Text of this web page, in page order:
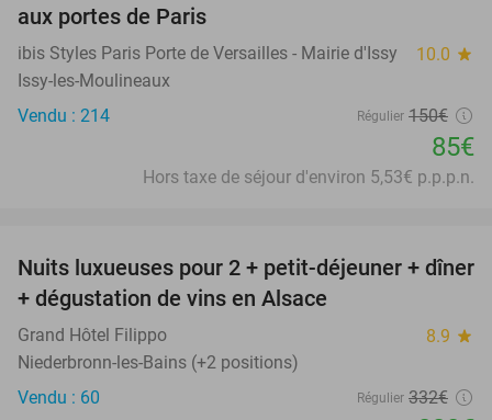
aux portes de Paris
ibis Styles Paris Porte de Versailles - Mairie d'Issy 10.0 star
Issy-les-Moulineaux
Vendu : 214
Régulier 150€
85€
Hors taxe de séjour d'environ 5,53€ p.p.p.n.
28%
Nuits luxueuses pour 2 + petit-déjeuner + dîner
+ dégustation de vins en Alsace
Grand Hôtel Filippo 8.9 star
Niederbronn-les-Bains (+2 positions)
Vendu : 60
Régulier 332€